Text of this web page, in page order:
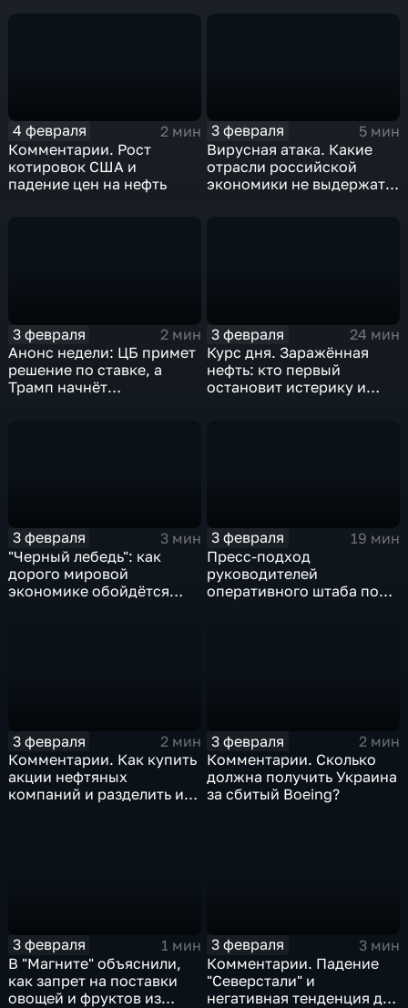
4 февраля
2 мин
Комментарии. Рост
котировок США и
падение цен на нефть
3 февраля
5 мин
Вирусная атака. Какие
отрасли российской
экономики не выдержат
3 февраля
2 мин
Анонс недели: ЦБ примет
решение по ставке, а
Трамп начнёт
3 февраля
24 мин
Курс дня. Заражённая
нефть: кто первый
остановит истерику и
3 февраля
3 мин
"Черный лебедь": как
дорого мировой
экономике обойдётся
3 февраля
19 мин
Пресс-подход
руководителей
оперативного штаба по
3 февраля
2 мин
Комментарии. Как купить
акции нефтяных
компаний и разделить их
3 февраля
2 мин
Комментарии. Сколько
должна получить Украина
за сбитый Boeing?
3 февраля
1 мин
В "Магните" объяснили,
как запрет на поставки
овощей и фруктов из
3 февраля
3 мин
Комментарии. Падение
"Северстали" и
негативная тенденция для